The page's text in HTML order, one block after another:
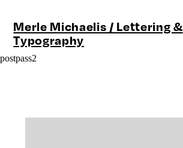
postpass2
Merle Michaelis / Lettering &
Typography